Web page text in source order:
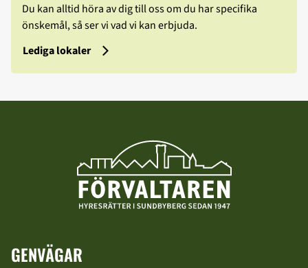
Du kan alltid höra av dig till oss om du har specifika
önskemål, så ser vi vad vi kan erbjuda.
Lediga lokaler
GENVÄGAR